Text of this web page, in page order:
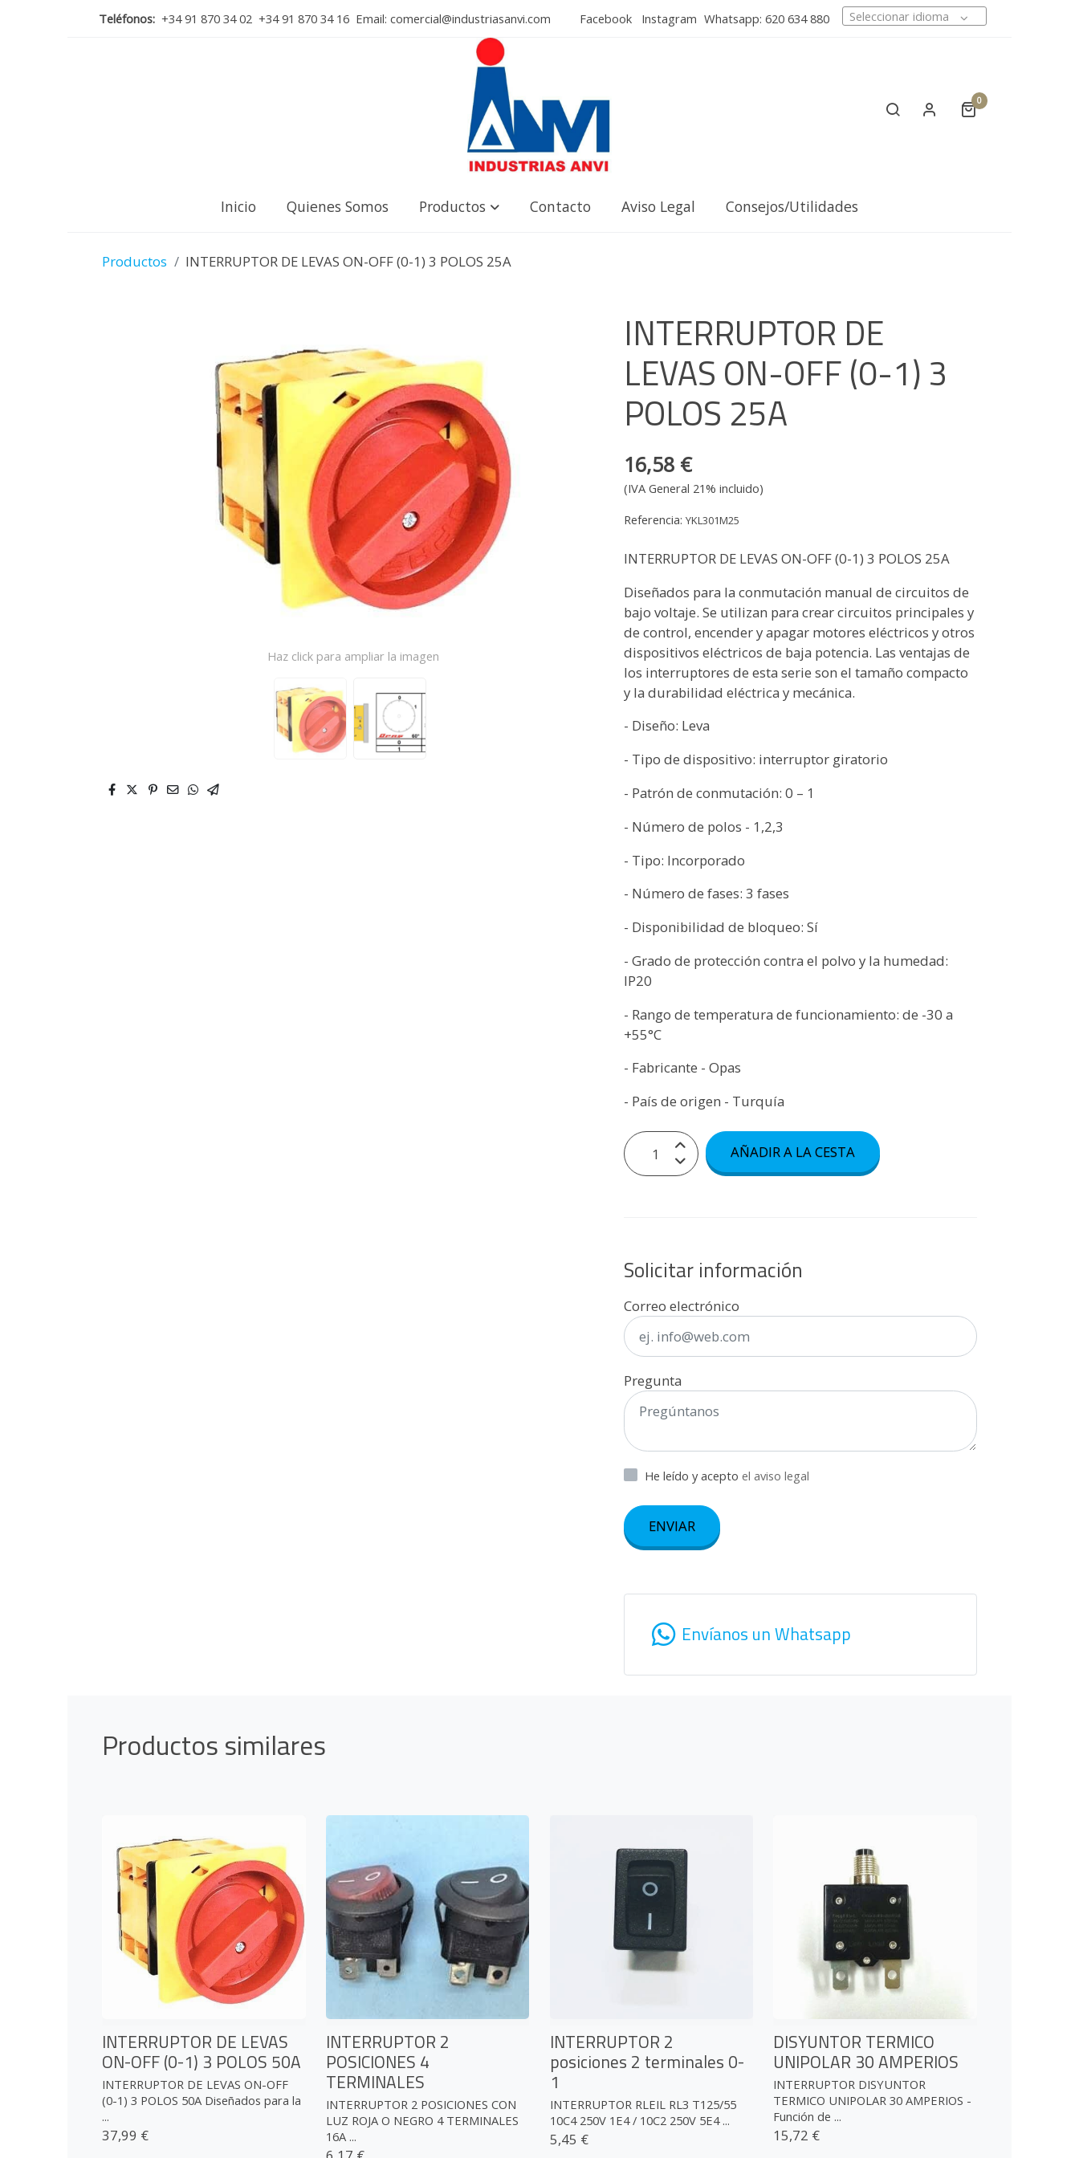
Teléfonos: +34 91 870 34 02 +34 91 870 34 16 Email: comercial@industriasanvi.com Facebook Instagram Whatsapp: 620 634 880 Seleccionar idioma
0
Inicio Quienes Somos Productos Contacto Aviso Legal Consejos/Utilidades
Productos INTERRUPTOR DE LEVAS ON-OFF (0-1) 3 POLOS 25A
Haz click para ampliar la imagen
INTERRUPTOR DE
LEVAS ON-OFF (0-1) 3
POLOS 25A
16,58 €
(IVA General 21% incluido)
Referencia:YKL301M25
INTERRUPTOR DE LEVAS ON-OFF (0-1) 3 POLOS 25A
Diseñados para la conmutación manual de circuitos de
bajo voltaje. Se utilizan para crear circuitos principales y
de control, encender y apagar motores eléctricos y otros
dispositivos eléctricos de baja potencia. Las ventajas de
los interruptores de esta serie son el tamaño compacto
y la durabilidad eléctrica y mecánica.
- Diseño: Leva
- Tipo de dispositivo: interruptor giratorio
- Patrón de conmutación: 0 – 1
- Número de polos - 1,2,3
- Tipo: Incorporado
- Número de fases: 3 fases
- Disponibilidad de bloqueo: Sí
- Grado de protección contra el polvo y la humedad:
IP20
- Rango de temperatura de funcionamiento: de -30 a
+55°C
- Fabricante - Opas
- País de origen - Turquía
AÑADIR A LA CESTA
Solicitar información
Correo electrónico
Pregunta
He leído y acepto el aviso legal
ENVIAR
Envíanos un Whatsapp
Productos similares
INTERRUPTOR DE LEVAS
ON-OFF (0-1) 3 POLOS 50A
INTERRUPTOR DE LEVAS ON-OFF
(0-1) 3 POLOS 50A Diseñados para la
...
37,99 €
INTERRUPTOR 2
POSICIONES 4
TERMINALES
INTERRUPTOR 2 POSICIONES CON
LUZ ROJA O NEGRO 4 TERMINALES
16A ...
INTERRUPTOR 2
posiciones 2 terminales 0-
1
INTERRUPTOR RLEIL RL3 T125/55
10C4 250V 1E4 / 10C2 250V 5E4 ...
5,45 €
DISYUNTOR TERMICO
UNIPOLAR 30 AMPERIOS
INTERRUPTOR DISYUNTOR
TERMICO UNIPOLAR 30 AMPERIOS -
Función de ...
15,72 €